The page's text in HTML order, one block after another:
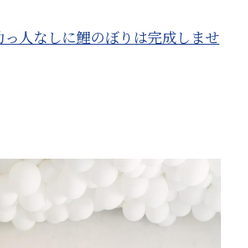
っ人なしに鯉のぼりは完成しませ